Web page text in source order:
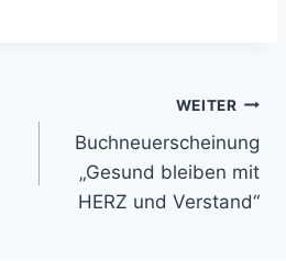
WEITER
Buchneuerscheinung
„Gesund bleiben mit
HERZ und Verstand“